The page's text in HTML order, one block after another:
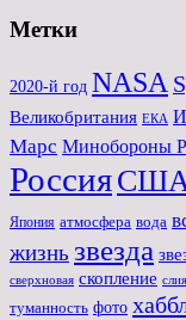
Метки
2020-й год NASA
Великобритания ЕКА
Марс Минoбороны
Россия
Япония атмосфера вода
жизнь звезда
сверхновая скопление
туманность фото